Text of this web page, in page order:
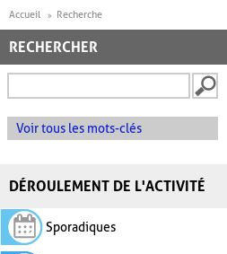
Accueil Recherche
RECHERCHER
Voir tous les mots-clés
DÉROULEMENT DE L'ACTIVITÉ
Sporadiques